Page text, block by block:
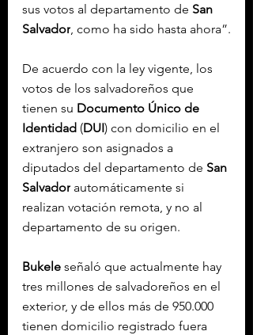
sus votos al departamento de San
Salvador , como ha sido hasta ahora”.
De acuerdo con la ley vigente, los
votos de los salvadoreños que
tienen su Documento Único de
Identidad (DUI) con domicilio en el
extranjero son asignados a
diputados del departamento de San
Salvador automáticamente si
realizan votación remota, y no al
departamento de su origen.
Bukele señaló que actualmente hay
tres millones de salvadoreños en el
exterior, y de ellos más de 950.000
tienen domicilio registrado fuera